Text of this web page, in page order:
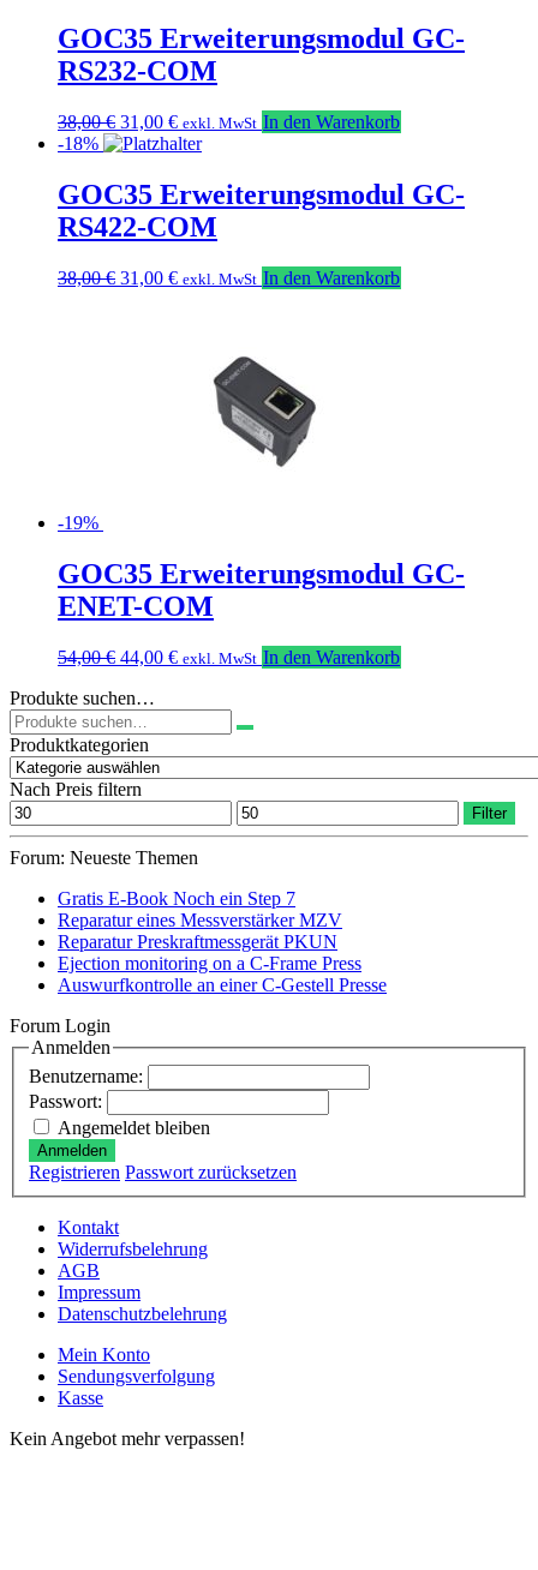
GOC35 Erweiterungsmodul GC-
RS232-COM
38,00€ Ursprünglicher
Preis
38,00 €
31,00 €Aktueller
Preis
31,00 €.
exkl. MwSt In den Warenkorb
-18%
GOC35 Erweiterungsmodul GC-
RS422-COM
38,00€ Ursprünglicher
31,00 €Aktueller
exkl. MwSt In den Warenkorb
-19%
GOC35 Erweiterungsmodul GC-
ENET-COM
54,00€ Ursprünglicher
war:
54,00 €
44,00 €Aktueller
44,00 €.
exkl. MwSt In den Warenkorb
Produkte suchen…
Suchen
nach:
Produktkategorien
Nach Preis filtern
Min.
Preis
Max.
Preis
Filter
Forum: Neueste Themen
Gratis E-Book Noch ein Step 7
Reparatur eines Messverstärker MZV
Reparatur Preskraftmessgerät PKUN
Ejection monitoring on a C-Frame Press
Auswurfkontrolle an einer C-Gestell Presse
Forum Login
Anmelden
Benutzername:
Passwort:
Angemeldet bleiben
Anmelden
Registrieren Passwort zurücksetzen
Kontakt
Widerrufsbelehrung
AGB
Impressum
Datenschutzbelehrung
Mein Konto
Sendungsverfolgung
Kasse
Kein Angebot mehr verpassen!